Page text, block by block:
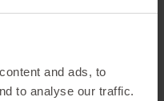
and ads, to
to analyse our traffic.